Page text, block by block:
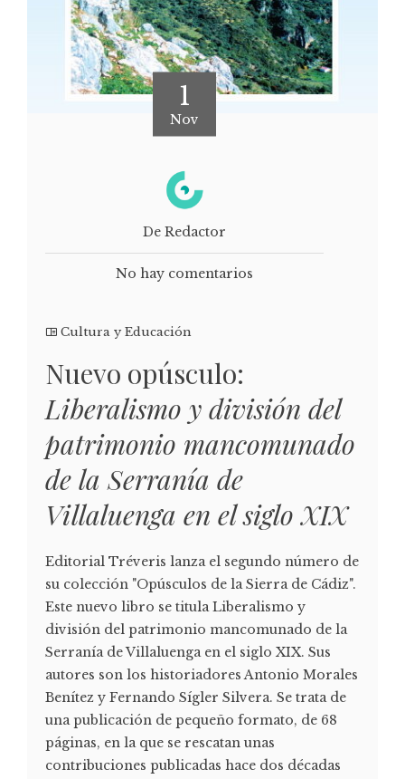
1
Nov
De Redactor
No hay comentarios
Cultura y Educación
Nuevo opúsculo:
Liberalismo y división del
patrimonio mancomunado
de la Serranía de
Villaluenga en el siglo XIX
Editorial Tréveris lanza el segundo número de
su colección "Opúsculos de la Sierra de Cádiz".
Este nuevo libro se titula Liberalismo y
división del patrimonio mancomunado de la
Serranía de Villaluenga en el siglo XIX. Sus
autores son los historiadores Antonio Morales
Benítez y Fernando Sígler Silvera. Se trata de
una publicación de pequeño formato, de 68
páginas, en la que se rescatan unas
contribuciones publicadas hace dos décadas